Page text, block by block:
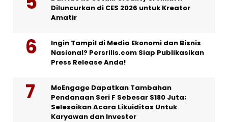
Diluncurkan di CES 2026 untuk Kreator
Amatir
Ingin Tampil di Media Ekonomi dan Bisnis
Nasional? Persrilis.com Siap Publikasikan
Press Release Anda!
MoEngage Dapatkan Tambahan
Pendanaan Seri F Sebesar $180 Juta;
Selesaikan Acara Likuiditas Untuk
Karyawan dan Investor